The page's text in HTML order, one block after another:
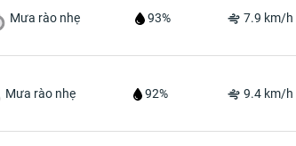
Mưa rào nhẹ 93% 7.9 km/h
Mưa rào nhẹ 92% 9.4 km/h